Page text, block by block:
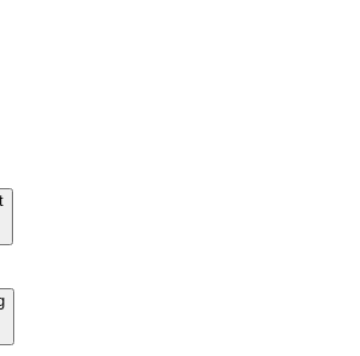
und laden Sie sie in Qonto hoch.
können Sie automatisieren und mit
schneller abstimmen.
entdecken
Ausgaben verfolgen, Budgets
sowie Überweisungen und
alles in einer Anwendung.